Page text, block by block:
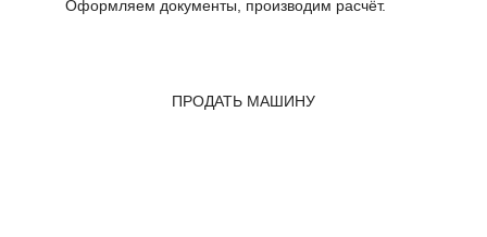
Оформляем документы, производим расчёт.
ПРОДАТЬ МАШИНУ